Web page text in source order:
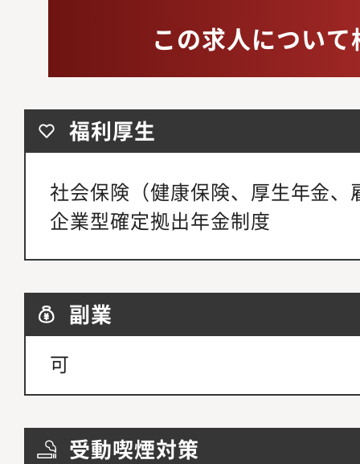
この求人につい
福利厚生
社会保険（健康保険、厚生年金
企業型確定拠出年金制度
副業
可
受動喫煙対策